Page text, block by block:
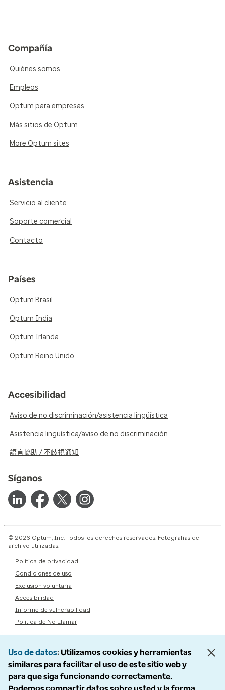
Compañía
Quiénes somos
Empleos
Optum para empresas
Más sitios de Optum
More Optum sites
Asistencia
Servicio al cliente
Soporte comercial
Contacto
Países
Optum Brasil
Optum India
Optum Irlanda
Optum Reino Unido
Accesibilidad
Aviso de no discriminación/asistencia lingüística
Asistencia lingüística/aviso de no discriminación
語言協助 / 不歧視通知
Síganos
© 2026 Optum, Inc. Todos los derechos reservados. Fotografías de
archivo utilizadas.
Política de privacidad
Condiciones de uso
Exclusión voluntaria
Accesibilidad
Informe de vulnerabilidad
Política de No Llamar
Uso de datos Utilizamos cookies y herramientas
similares para facilitar el uso de este sitio web y
para que siga funcionando correctamente.